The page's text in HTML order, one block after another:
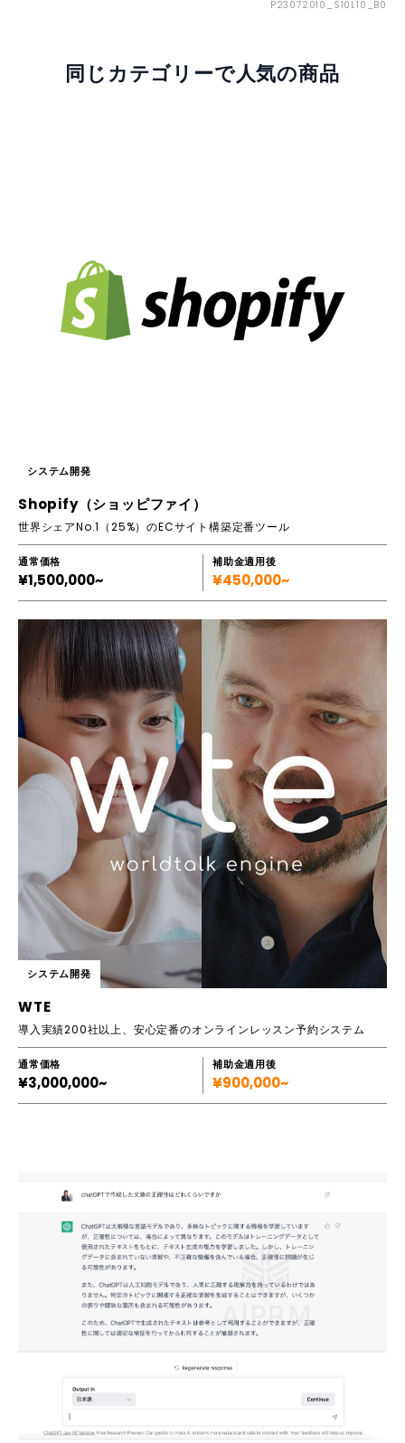
P23072010_S10L10_B0
同じカテゴリーで人気の商品
システム開発
Shopify（ショッピファイ）
世界シェアNo.1（25%）のECサイト構築定番ツール
通常価格
¥1,500,000~
補助金適用後
¥450,000~
システム開発
WTE
導入実績200社以上、安心定番のオンラインレッスン予約システム
通常価格
¥3,000,000~
補助金適用後
¥900,000~